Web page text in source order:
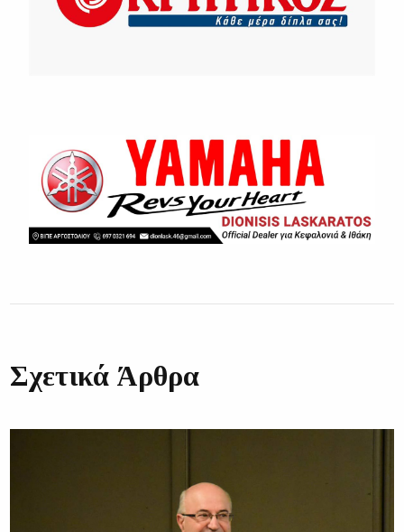
Σχετικά Άρθρα